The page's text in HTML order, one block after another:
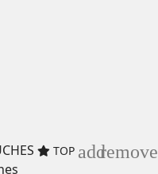
TOP addremove